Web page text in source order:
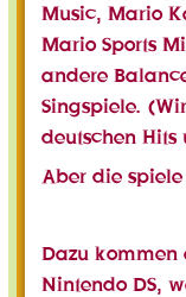
Music, Mario
Mario Sports
andere
Singspiele.
deutschen Hits
Aber die
Dazu
Nintendo DS,